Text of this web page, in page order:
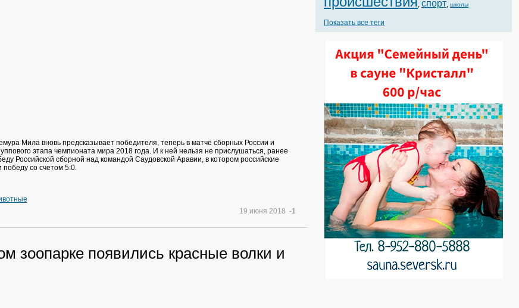
Мила вновь предсказывает победителя, теперь в матче сборных России и
этапа чемпионата мира 2018 года. И к ней нельзя не прислушаться, ранее
Российской сборной над командой Саудовской Аравии, в котором российские
со счетом 5:0.
19 июня 2018 -1
зоопарке появились красные волки и
, спорт, школы
Показать все теги